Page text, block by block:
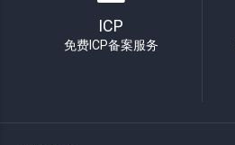
ICP
免费ICP备案服务